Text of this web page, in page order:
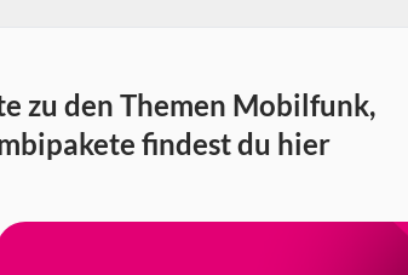
zu den Themen Mobilfunk,
findest du hier